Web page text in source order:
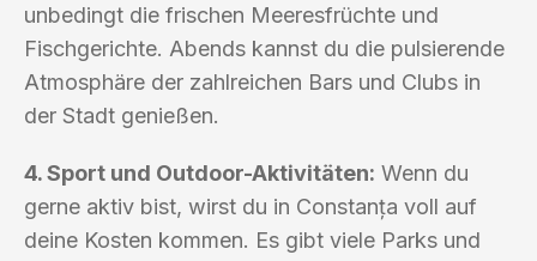
unbedingt die frischen Meeresfrüchte und
Fischgerichte. Abends kannst du die pulsierende
Atmosphäre der zahlreichen Bars und Clubs in
der Stadt genießen.
4. Sport und Outdoor-Aktivitäten: Wenn du
gerne aktiv bist, wirst du in Constanța voll auf
deine Kosten kommen. Es gibt viele Parks und